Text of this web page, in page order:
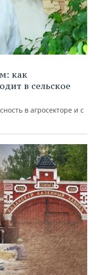
как
в сельское
в агросекторе и с